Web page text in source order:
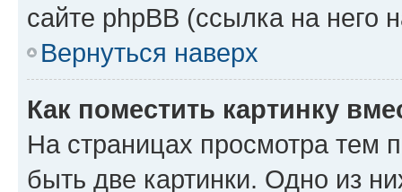
сайте phpBB (ссылка на него
Вернуться наверх
Как поместить картинку
На страницах просмотра тем
быть две картинки. Одно из